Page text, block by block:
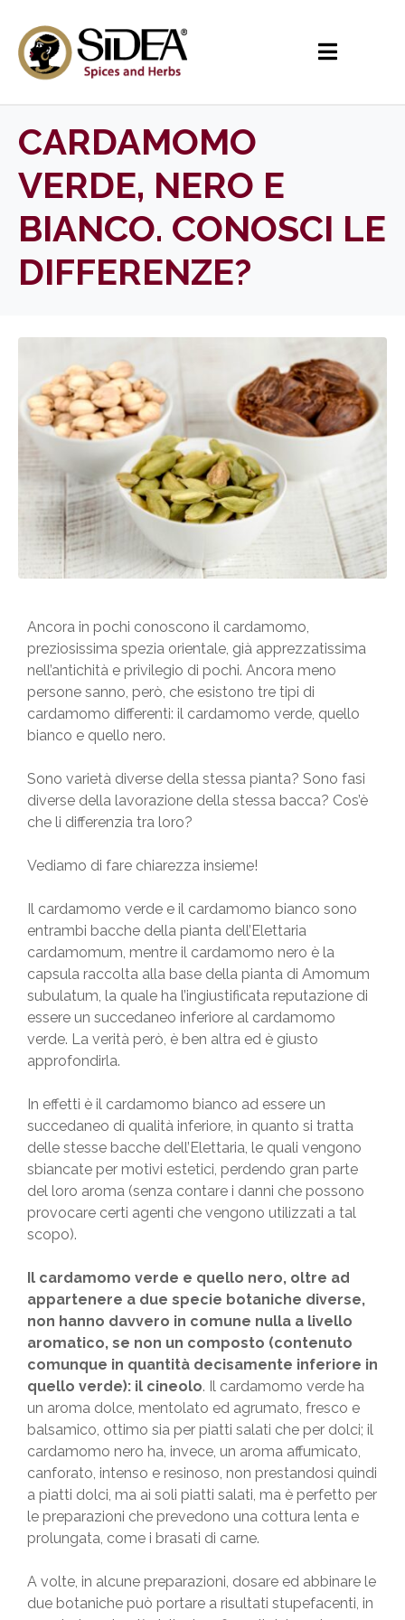
CARDAMOMO
VERDE, NERO E
BIANCO. CONOSCI LE
DIFFERENZE?
Ancora in pochi conoscono il cardamomo,
preziosissima spezia orientale, già apprezzatissima
nell’antichità e privilegio di pochi. Ancora meno
persone sanno, però, che esistono tre tipi di
cardamomo differenti: il cardamomo verde, quello
bianco e quello nero.
Sono varietà diverse della stessa pianta? Sono fasi
diverse della lavorazione della stessa bacca? Cos’è
che li differenzia tra loro?
Vediamo di fare chiarezza insieme!
Il cardamomo verde e il cardamomo bianco sono
entrambi bacche della pianta dell’Elettaria
cardamomum, mentre il cardamomo nero è la
capsula raccolta alla base della pianta di Amomum
subulatum, la quale ha l’ingiustificata reputazione di
essere un succedaneo inferiore al cardamomo
verde. La verità però, è ben altra ed è giusto
approfondirla.
In effetti è il cardamomo bianco ad essere un
succedaneo di qualità inferiore, in quanto si tratta
delle stesse bacche dell’Elettaria, le quali vengono
sbiancate per motivi estetici, perdendo gran parte
del loro aroma (senza contare i danni che possono
provocare certi agenti che vengono utilizzati a tal
scopo).
Il cardamomo verde e quello nero, oltre ad
appartenere a due specie botaniche diverse,
non hanno davvero in comune nulla a livello
aromatico, se non un composto (contenuto
comunque in quantità decisamente inferiore in
quello verde): il cineolo. Il cardamomo verde ha
un aroma dolce, mentolato ed agrumato, fresco e
balsamico, ottimo sia per piatti salati che per dolci; il
cardamomo nero ha, invece, un aroma affumicato,
canforato, intenso e resinoso, non prestandosi quindi
a piatti dolci, ma ai soli piatti salati, ma è perfetto per
le preparazioni che prevedono una cottura lenta e
prolungata, come i brasati di carne.
A volte, in alcune preparazioni, dosare ed abbinare le
due botaniche può portare a risultati stupefacenti, in